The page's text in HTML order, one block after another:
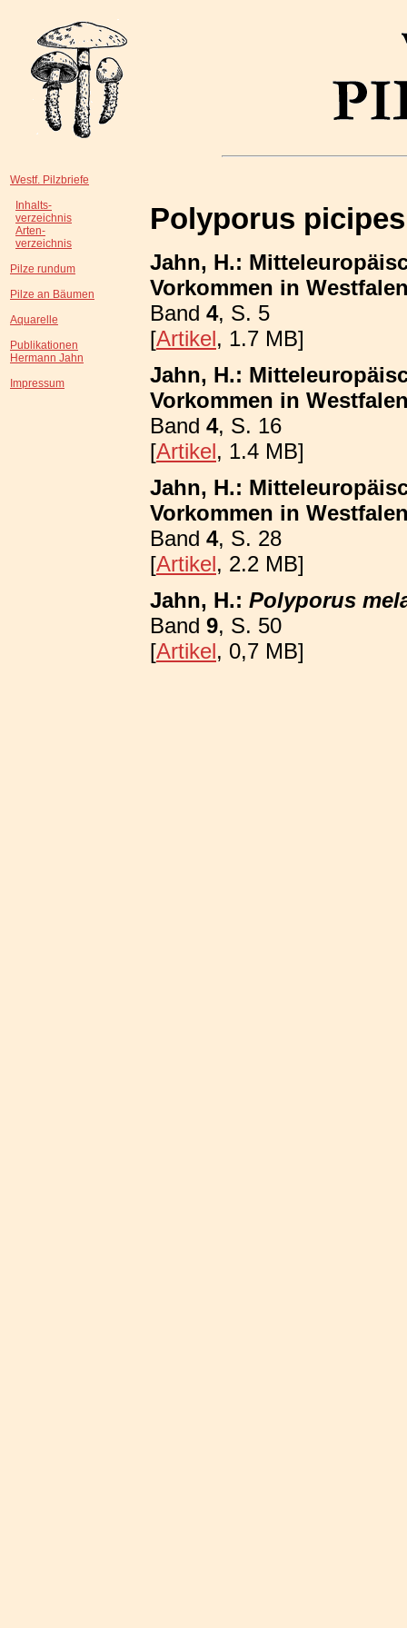
Westf. Pilzbriefe
Inhalts-
verzeichnis
Arten-
verzeichnis
Pilze rundum
Pilze an Bäumen
Aquarelle
Publikationen
Hermann Jahn
Impressum
Polyporus picipes
Jahn, H.:
Vorkommen in
Band 4, S. 5
[Artikel, 1.7 MB]
Jahn, H.:
Vorkommen in
Band 4, S. 16
[Artikel, 1.4 MB]
Jahn, H.:
Vorkommen in
Band 4, S. 28
[Artikel, 2.2 MB]
Jahn, H.: Polyporus
Band 9, S. 50
[Artikel, 0,7 MB]